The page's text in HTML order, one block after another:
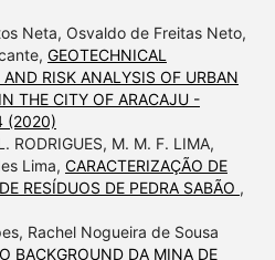
Neta, Osvaldo de Freitas Neto,
GEOTECHNICAL
RISK ANALYSIS OF URBAN
THE CITY OF ARACAJU -
(2020)
RODRIGUES, M. M. F. LIMA,
Lima, CARACTERIZAÇÃO DE
RESÍDUOS DE PEDRA SABÃO ,
Rachel Nogueira de Sousa
BACKGROUND DA MINA DE